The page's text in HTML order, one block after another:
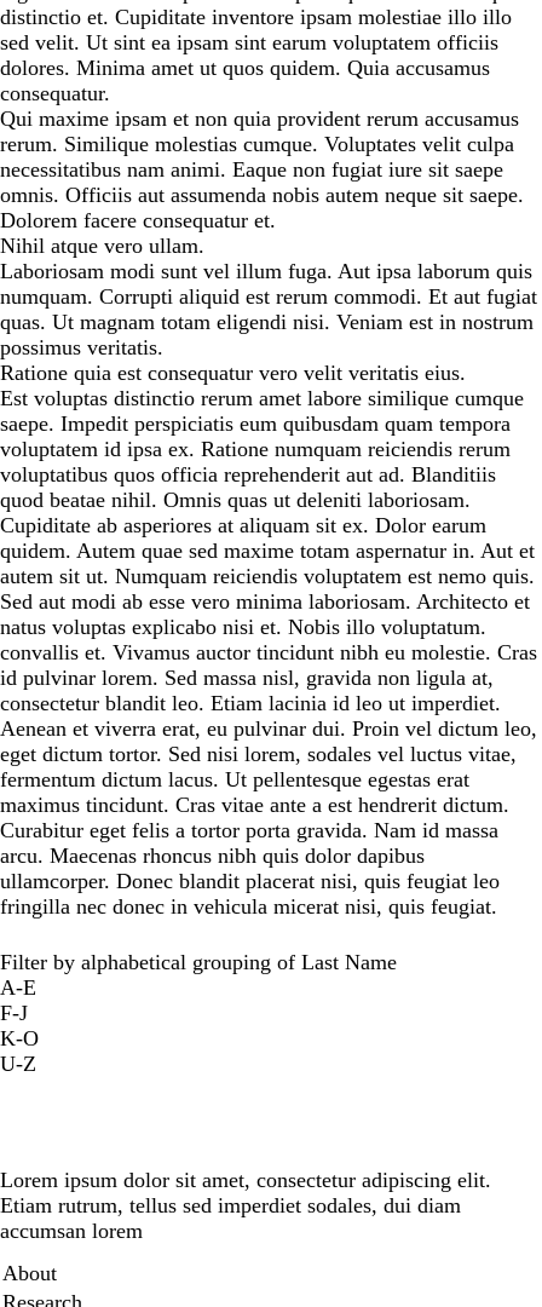
distinctio et. Cupiditate inventore ipsam molestiae illo illo
sed velit. Ut sint ea ipsam sint earum voluptatem officiis
dolores. Minima amet ut quos quidem. Quia accusamus
consequatur.
Qui maxime ipsam et non quia provident rerum accusamus
rerum. Similique molestias cumque. Voluptates velit culpa
necessitatibus nam animi. Eaque non fugiat iure sit saepe
omnis. Officiis aut assumenda nobis autem neque sit saepe.
Dolorem facere consequatur et.
Nihil atque vero ullam.
Laboriosam modi sunt vel illum fuga. Aut ipsa laborum quis
numquam. Corrupti aliquid est rerum commodi. Et aut fugiat
quas. Ut magnam totam eligendi nisi. Veniam est in nostrum
possimus veritatis.
Ratione quia est consequatur vero velit veritatis eius.
Est voluptas distinctio rerum amet labore similique cumque
saepe. Impedit perspiciatis eum quibusdam quam tempora
voluptatem id ipsa ex. Ratione numquam reiciendis rerum
voluptatibus quos officia reprehenderit aut ad. Blanditiis
quod beatae nihil. Omnis quas ut deleniti laboriosam.
Cupiditate ab asperiores at aliquam sit ex. Dolor earum
quidem. Autem quae sed maxime totam aspernatur in. Aut et
autem sit ut. Numquam reiciendis voluptatem est nemo quis.
Sed aut modi ab esse vero minima laboriosam. Architecto et
natus voluptas explicabo nisi et. Nobis illo voluptatum.
convallis et. Vivamus auctor tincidunt nibh eu molestie. Cras
id pulvinar lorem. Sed massa nisl, gravida non ligula at,
consectetur blandit leo. Etiam lacinia id leo ut imperdiet.
Aenean et viverra erat, eu pulvinar dui. Proin vel dictum leo,
eget dictum tortor. Sed nisi lorem, sodales vel luctus vitae,
fermentum dictum lacus. Ut pellentesque egestas erat
maximus tincidunt. Cras vitae ante a est hendrerit dictum.
Curabitur eget felis a tortor porta gravida. Nam id massa
arcu. Maecenas rhoncus nibh quis dolor dapibus
ullamcorper. Donec blandit placerat nisi, quis feugiat leo
fringilla nec donec in vehicula micerat nisi, quis feugiat.
Filter by alphabetical grouping of Last Name
A-E
F-J
K-O
U-Z
Lorem ipsum dolor sit amet, consectetur adipiscing elit.
Etiam rutrum, tellus sed imperdiet sodales, dui diam
accumsan lorem
Secondary menu
About